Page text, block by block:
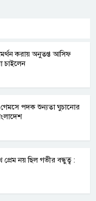
করায় অনুতপ্ত আসিফ
চাইলেন
পদক শুন্যতা ঘুচানোর
প্রেম নয় ছিল গভীর বন্ধুত্ব :